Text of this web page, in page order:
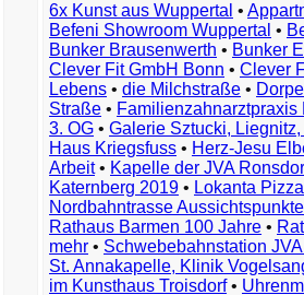
6x Kunst aus Wuppertal •
Befeni Showroom Wuppertal •
Bunker Brausenwerth • Bunker
Clever Fit GmbH Bonn • Clever
Lebens • die Milchstraße •
Straße •
3. OG • Galerie Sztucki,
Haus Kriegsfuss • Herz-Jesu
Arbeit• Kapelle der JVA
Katernberg 2019 • Lokanta
Nordbahntrasse Aussichtspunkte
Rathaus Barmen 100 Jahre •
mehr • Schwebebahnstation
St. Annakapelle, Klinik
im Kunsthaus Troisdorf•